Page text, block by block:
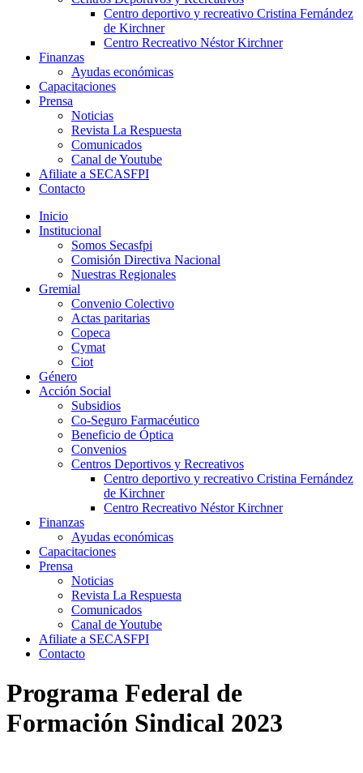
Centro deportivo y recreativo Cristina Fernández
de Kirchner
Centro Recreativo Néstor Kirchner
Finanzas
Ayudas económicas
Capacitaciones
Prensa
Noticias
Revista La Respuesta
Comunicados
Canal de Youtube
Afiliate a SECASFPI
Contacto
Inicio
Institucional
Somos Secasfpi
Comisión Directiva Nacional
Nuestras Regionales
Gremial
Convenio Colectivo
Actas paritarias
Copeca
Cymat
Ciot
Género
Acción Social
Subsidios
Co-Seguro Farmacéutico
Beneficio de Óptica
Convenios
Centros Deportivos y Recreativos
Centro deportivo y recreativo Cristina Fernández
de Kirchner
Centro Recreativo Néstor Kirchner
Finanzas
Ayudas económicas
Capacitaciones
Prensa
Noticias
Revista La Respuesta
Comunicados
Canal de Youtube
Afiliate a SECASFPI
Contacto
Programa Federal de
Formación Sindical 2023